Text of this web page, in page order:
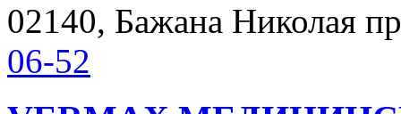
02140, Бажана Николая
06-52